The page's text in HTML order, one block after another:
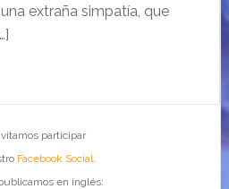
extraña simpatía, que
participar
Facebook Social.
en inglés: